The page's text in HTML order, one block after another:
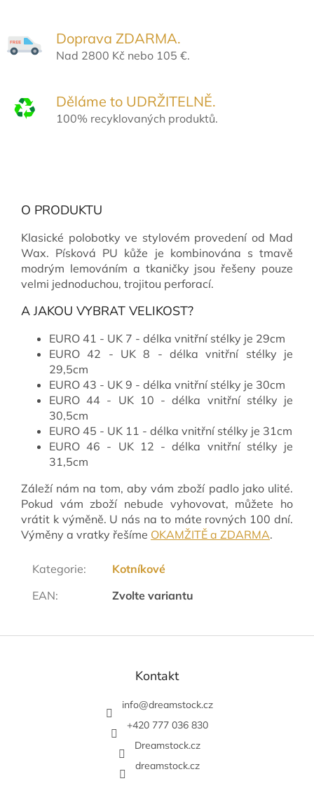
Doprava ZDARMA.
Nad 2800 Kč nebo 105 €.
Děláme to UDRŽITELNĚ.
100% recyklovaných produktů.
O PRODUKTU
Klasické polobotky ve stylovém provedení od Mad
Wax. Písková PU kůže je kombinována s tmavě
modrým lemováním a tkaničky jsou řešeny pouze
velmi jednoduchou, trojitou perforací.
A JAKOU VYBRAT VELIKOST?
EURO 41 - UK 7 - délka vnitřní stélky je 29cm
EURO 42 - UK 8 - délka vnitřní stélky je
29,5cm
EURO 43 - UK 9 - délka vnitřní stélky je 30cm
EURO 44 - UK 10 - délka vnitřní stélky je
30,5cm
EURO 45 - UK 11 - délka vnitřní stélky je 31cm
EURO 46 - UK 12 - délka vnitřní stélky je
31,5cm
Záleží nám na tom, aby vám zboží padlo jako ulité.
Pokud vám zboží nebude vyhovovat, můžete ho
vrátit k výměně. U nás na to máte rovných 100 dní.
Výměny a vratky řešíme OKAMŽITĚ a ZDARMA.
Kategorie:
Kotníkové
EAN: Zvolte variantu
Z
Kontakt
info@dreamstock.cz
+420 777 036 830
Dreamstock.cz
dreamstock.cz